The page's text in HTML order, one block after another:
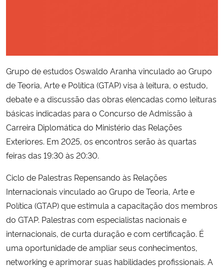
Planalto
Grupo de estudos Oswaldo Aranha vinculado ao Grupo
de Teoria, Arte e Política (GTAP) visa à leitura, o estudo,
debate e a discussão das obras elencadas como leituras
básicas indicadas para o Concurso de Admissão à
Carreira Diplomática do Ministério das Relações
Exteriores. Em 2025, os encontros serão às quartas
feiras das 19:30 às 20:30.
Ciclo de Palestras Repensando às Relações
Internacionais vinculado ao Grupo de Teoria, Arte e
Política (GTAP) que estimula a capacitação dos membros
do GTAP. Palestras com especialistas nacionais e
internacionais, de curta duração e com certificação. É
uma oportunidade de ampliar seus conhecimentos,
networking e aprimorar suas habilidades profissionais. A